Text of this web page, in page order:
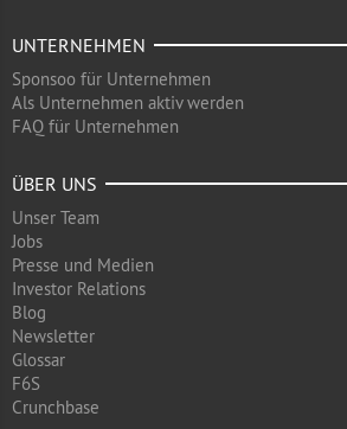
UNTERNEHMEN
Sponsoo für Unternehmen
Als Unternehmen aktiv werden
FAQ für Unternehmen
ÜBER UNS
Unser Team
Jobs
Presse und Medien
Investor Relations
Blog
Newsletter
Glossar
F6S
Crunchbase